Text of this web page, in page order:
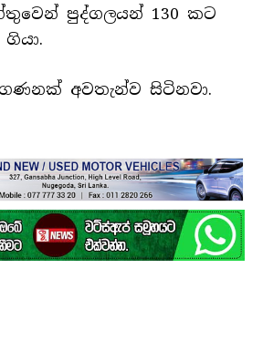
පුද්ගලයන් 130 කට
අවතැන්ව සිටිනවා.